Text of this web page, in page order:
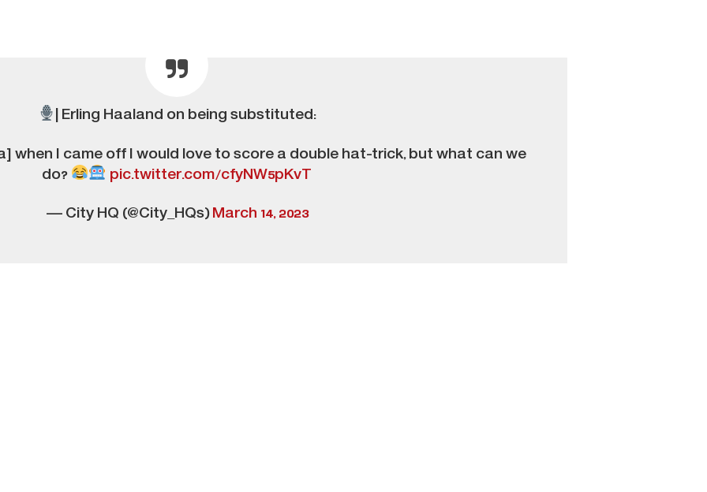
| Erling Haaland on being substituted:
when I came off I would love to score a double hat-trick, but what can we
do?
pic.twitter.com/cfyNW5pKvT
— City HQ (@City_HQs)March 14, 2023